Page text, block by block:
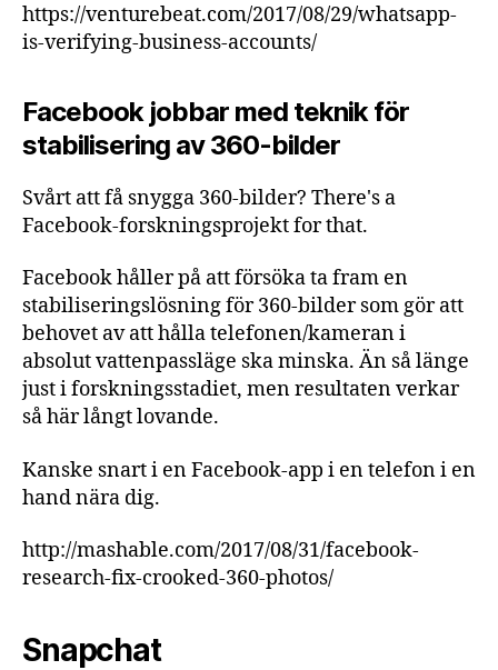
https://venturebeat.com/2017/08/29/whatsapp-
is-verifying-business-accounts/
Facebook jobbar med teknik för
stabilisering av 360-bilder
Svårt att få snygga 360-bilder? There's a
Facebook-forskningsprojekt for that.
Facebook håller på att försöka ta fram en
stabiliseringslösning för 360-bilder som gör att
behovet av att hålla telefonen/kameran i
absolut vattenpassläge ska minska. Än så länge
just i forskningsstadiet, men resultaten verkar
så här långt lovande.
Kanske snart i en Facebook-app i en telefon i en
hand nära dig.
http://mashable.com/2017/08/31/facebook-
research-fix-crooked-360-photos/
Snapchat